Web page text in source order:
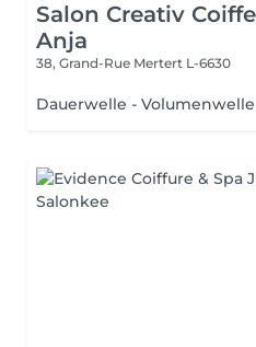
Salon Creativ
Anja
38, Grand-Rue Mertert L-6630
Dauerwelle -